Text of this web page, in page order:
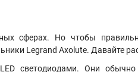
сферах. Но чтобы
Legrand Axolute. Давайте
светодиодами. Они